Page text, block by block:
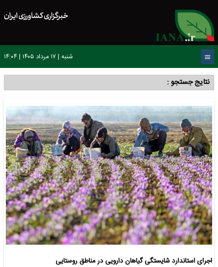
خبرگزاری کشاورزی ایران
شنبه | ۱۷ مرداد ۱۴۰۵ | ۱۴:۰۴
نتایج جستجو :
اجرای استاندارد شایستگی گیاهان دارویی در مناطق روستایی